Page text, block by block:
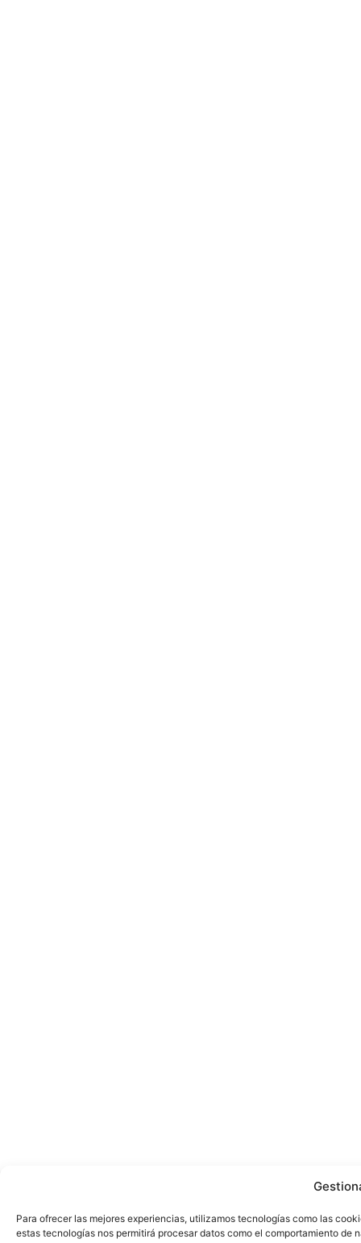
Para ofrecer las mejores experiencias, utilizamos tecnologías como las
estas tecnologías nos permitirá procesar datos como el comportamiento